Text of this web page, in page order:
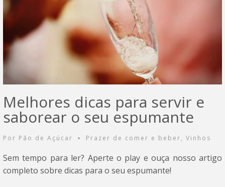
Melhores dicas para servir e
saborear o seu espumante
Por Pão de Açúcar • Prazer de comer e beber, Vinhos
Sem tempo para ler? Aperte o play e ouça nosso artigo
completo sobre dicas para o seu espumante!